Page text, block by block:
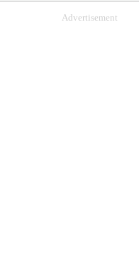
Advertisement